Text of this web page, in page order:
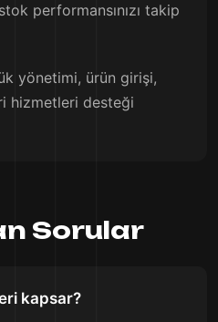
performansınızı takip
yönetimi, ürün girişi,
hizmetleri desteği
Sorular
kapsar?